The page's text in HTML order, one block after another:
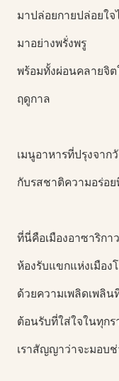
มาปล่อยกายปล่อยใ
มาอย่างพรั่งพรู
พร้อมทั้งผ่อนคลายจิ
ฤดูกาล
เมนูอาหารที่ปรุงจา
กับรสชาติความอร่อ
ที่นี่คือเมืองอาซาริก
ห้องรับแขกแห่งเมือง
ด้วยความเพลิดเพลิ
ต้อนรับที่ใส่ใจในทุกร
เราสัญญาว่าจะมอบ